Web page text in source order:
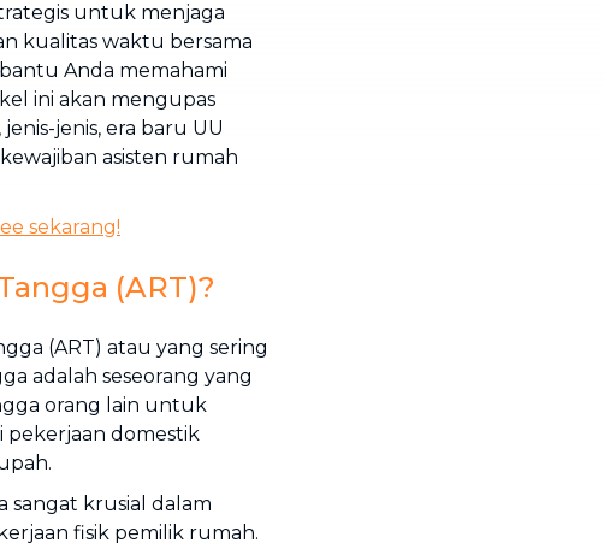
untuk menjaga
kualitas waktu bersama
Anda memahami
ini akan mengupas
jenis, era baru UU
asisten rumah
sekarang!
(ART)?
(ART) atau yang sering
adalah seseorang yang
orang lain untuk
pekerjaan domestik
sangat krusial dalam
fisik pemilik rumah.